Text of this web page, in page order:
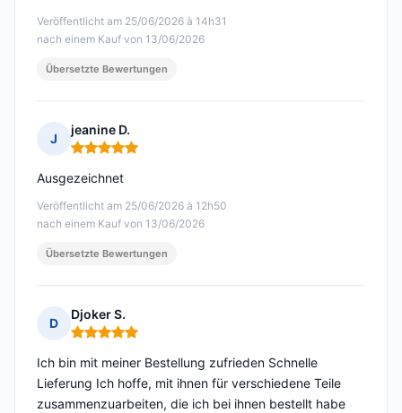
Veröffentlicht am 25/06/2026 à 14h31
nach einem Kauf von 13/06/2026
Übersetzte Bewertungen
J
jeanine D.
Hinweis: 5 von 5
Veröffentlicht am 25/06/2026 à 12h50
nach einem Kauf von 13/06/2026
Ausgezeichnet
Übersetzte Bewertungen
D
Djoker S.
Hinweis: 5 von 5
Ich bin mit meiner Bestellung zufrieden Schnelle
Lieferung Ich hoffe, mit ihnen für verschiedene Teile
zusammenzuarbeiten, die ich bei ihnen bestellt habe